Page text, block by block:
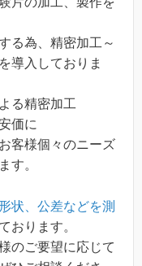
る為、精密加工～
導入しておりま
る精密加工
価に
客様個々のニーズ
す。
状、公差などを測
おります。
のご要望に応じて